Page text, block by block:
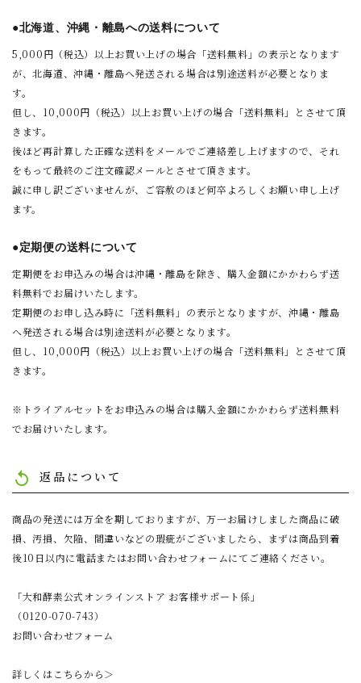
●北海道、沖縄・離島への送料について
5,000円（税込）以上お買い上げの場合「送料無料」の表示となります
が、北海道、沖縄・離島へ発送される場合は別途送料が必要となりま
す。
但し、10,000円（税込）以上お買い上げの場合「送料無料」とさせて頂
きます。
後ほど再計算した正確な送料をメールでご連絡差し上げますので、それ
をもって最終のご注文確認メールとさせて頂きます。
誠に申し訳ございませんが、ご容赦のほど何卒よろしくお願い申し上げ
ます。
●定期便の送料について
定期便をお申込みの場合は沖縄・離島を除き、購入金額にかかわらず送
料無料でお届けいたします。
定期便のお申し込み時に「送料無料」の表示となりますが、沖縄・離島
へ発送される場合は別途送料が必要となります。
但し、10,000円（税込）以上お買い上げの場合「送料無料」とさせて頂
きます。
※トライアルセットをお申込みの場合は購入金額にかかわらず送料無料
でお届けいたします。
replay 返品について
商品の発送には万全を期しておりますが、万一お届けしました商品に破
損、汚損、欠陥、間違いなどの瑕疵がございましたら、まずは商品到着
後10日以内に電話またはお問い合わせフォームにてご連絡ください。
「大和酵素公式オンラインストア お客様サポート係」
（0120-070-743）
お問い合わせフォーム
詳しくはこちらから＞